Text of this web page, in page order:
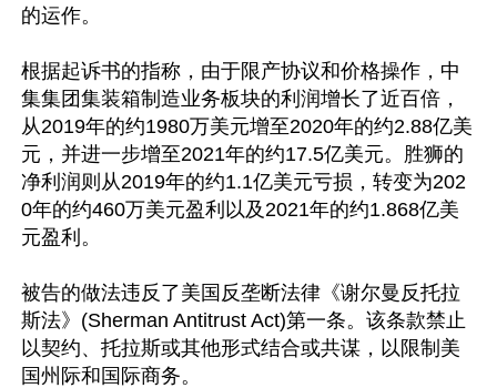
的运作。
根据起诉书的指称，由于限产协议和价格操作，中
集集团集装箱制造业务板块的利润增长了近百倍，
从2019年的约1980万美元增至2020年的约2.88亿美
元，并进一步增至2021年的约17.5亿美元。胜狮的
净利润则从2019年的约1.1亿美元亏损，转变为202
0年的约460万美元盈利以及2021年的约1.868亿美
元盈利。
被告的做法违反了美国反垄断法律《谢尔曼反托拉
斯法》(Sherman Antitrust Act)第一条。该条款禁止
以契约、托拉斯或其他形式结合或共谋，以限制美
国州际和国际商务。